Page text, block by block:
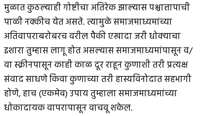
मुळात कुठल्याही गोष्टीचा अतिरेक झाल्यास पश्चात्तापाची
पाळी नक्कीच येत असते. त्यामुळे समाजमाध्यमांच्या
अतिवापराबरोबरच वरील पैकी एखादा जरी धोक्याचा
इशारा तुम्हास लागू होत असल्यास समाजमाध्यमांपासून व/
वा स्क्रीनपासून काही काळ दूर राहून कुणाशी तरी प्रत्यक्ष
संवाद साधणे किंवा कुणाच्या तरी हास्यविनोदात सहभागी
होणे, हाच (एकमेव) उपाय तुम्हाला समाजमाध्यमांच्या
धोकादायक वापरापासून वाचवू शकेल.